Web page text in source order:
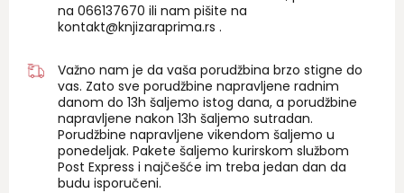
na 066137670 ili nam pišite na
kontakt@knjizaraprima.rs .
Važno nam je da vaša porudžbina brzo stigne do
vas. Zato sve porudžbine napravljene radnim
danom do 13h šaljemo istog dana, a porudžbine
napravljene nakon 13h šaljemo sutradan.
Porudžbine napravljene vikendom šaljemo u
ponedeljak. Pakete šaljemo kurirskom službom
Post Express i najčešće im treba jedan dan da
budu isporučeni.